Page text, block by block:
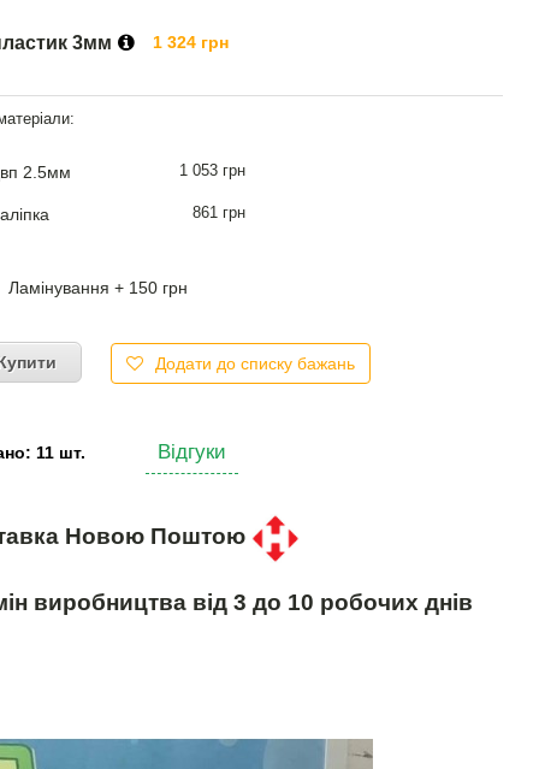
3мм 1 324 грн
2.5мм 1 053 грн
861 грн
Ламінування + 150 грн
Додати до списку бажань
11 шт. Відгуки
Новою Поштою
виробництва від 3 до 10 робочих днів